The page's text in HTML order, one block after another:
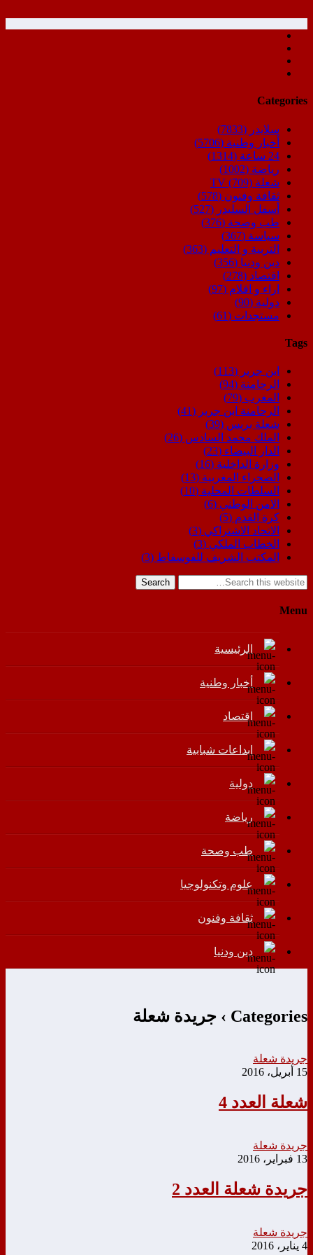
Categories
سلايدر (7833)
أخبار وطنية (5706)
24 ساعة
(1314)
رياضة (1002)
شعلة TV (709)
ثقافة وفنون (578)
أسفل السليدر (527)
طب وصحة (376)
سياسة (367)
التربية و التعليم (363)
دين ودنيا (356)
اقتصاد (278)
اراء و اقلام (97)
دولية (90)
مستجدات (61)
Tags
ابن جرير (113)
الرحامنة (94)
المغرب (79)
الرحامنة ابن جرير (41)
شعلة بريس (39)
الملك محمد السادس (26)
الدار البيضاء (23)
وزارة الداخلية (16)
الصحراء المغربية (13)
السلطات المحلية (10)
الامن الوطني (6)
كرة القدم (5)
الاتحاد الاشتراكي (3)
الخطاب الملكي (3)
المكتب الشريف للفوسفاط (3)
Search
Menu
الرئيسية
أخبار وطنية
اقتصاد
إبداعات شبابية
دولية
رياضة
طب وصحة
علوم وتكنولوجيا
ثقافة وفنون
دين ودنيا
Categories › جريدة شعلة
جريدة شعلة
15 أبريل، 2016
شعلة العدد 4
جريدة شعلة
13 فبراير، 2016
جريدة شعلة العدد 2
جريدة شعلة
4 يناير، 2016